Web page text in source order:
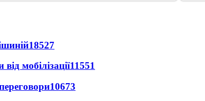
18527
мобілізації11551
10673